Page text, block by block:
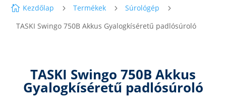
 Kezdőlap 5 Termékek 5 Súrológép 5
TASKI Swingo 750B Akkus Gyalogkíséretű padlósúroló
TASKI Swingo 750B Akkus
Gyalogkíséretű padlósúroló